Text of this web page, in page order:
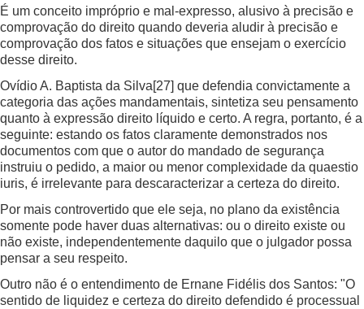
É um conceito impróprio e mal-expresso, alusivo à precisão e
comprovação do direito quando deveria aludir à precisão e
comprovação dos fatos e situações que ensejam o exercício
desse direito.
Ovídio A. Baptista da Silva[27] que defendia convictamente a
categoria das ações mandamentais, sintetiza seu pensamento
quanto à expressão direito líquido e certo. A regra, portanto, é a
seguinte: estando os fatos claramente demonstrados nos
documentos com que o autor do mandado de segurança
instruiu o pedido, a maior ou menor complexidade da quaestio
iuris, é irrelevante para descaracterizar a certeza do direito.
Por mais controvertido que ele seja, no plano da existência
somente pode haver duas alternativas: ou o direito existe ou
não existe, independentemente daquilo que o julgador possa
pensar a seu respeito.
Outro não é o entendimento de Ernane Fidélis dos Santos: "O
sentido de liquidez e certeza do direito defendido é processual